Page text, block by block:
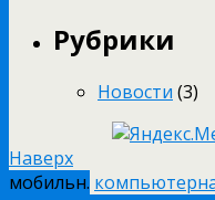
Рубрики
Новости (3)
Наверх
мобильн.